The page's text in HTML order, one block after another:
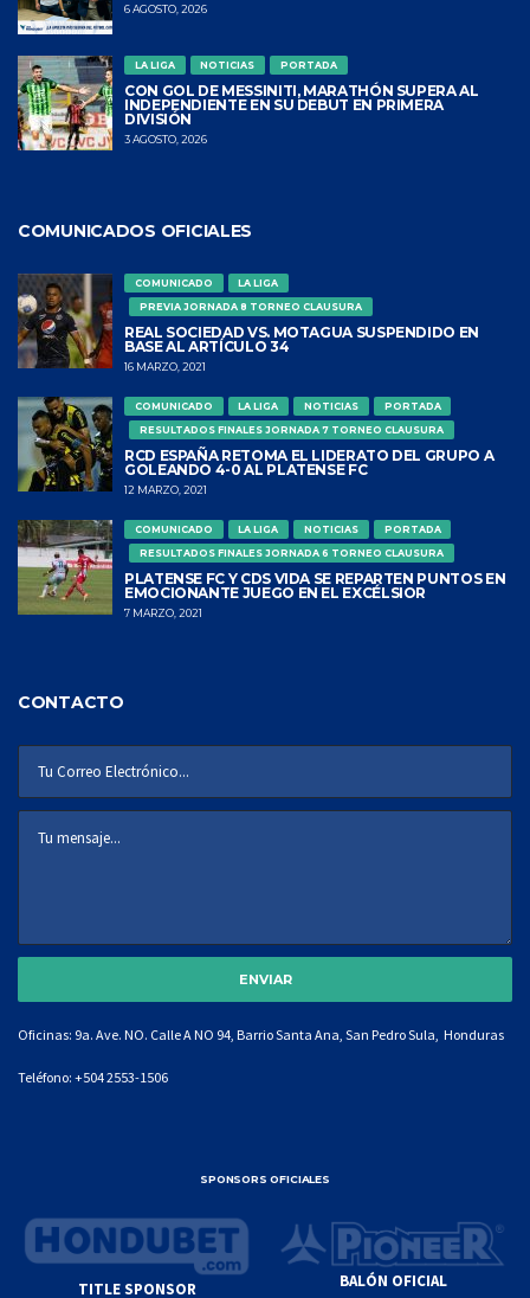
6 AGOSTO, 2026
LA LIGA NOTICIAS PORTADA
CON GOL DE MESSINITI, MARATHÓN SUPERA AL
INDEPENDIENTE EN SU DEBUT EN PRIMERA
DIVISIÓN
3 AGOSTO, 2026
COMUNICADOS OFICIALES
COMUNICADO
LA LIGA
PREVIA JORNADA 8 TORNEO CLAUSURA
REAL SOCIEDAD VS. MOTAGUA SUSPENDIDO EN
BASE AL ARTÍCULO 34
16 MARZO, 2021
COMUNICADO LA LIGA NOTICIAS
PORTADA
RESULTADOS FINALES JORNADA 7 TORNEO CLAUSURA
RCD ESPAÑA RETOMA EL LIDERATO DEL GRUPO A
GOLEANDO 4-0 AL PLATENSE FC
12 MARZO, 2021
COMUNICADO LA LIGA NOTICIAS
PORTADA
RESULTADOS FINALES JORNADA 6 TORNEO CLAUSURA
PLATENSE FC Y CDS VIDA SE REPARTEN PUNTOS EN
EMOCIONANTE JUEGO EN EL EXCÉLSIOR
7 MARZO, 2021
CONTACTO
Oficinas: 9a. Ave. NO. Calle A NO 94, Barrio Santa Ana, San Pedro Sula, Honduras
Teléfono: +504 2553-1506
SPONSORS OFICIALES
TITLE SPONSOR BALÓN OFICIAL